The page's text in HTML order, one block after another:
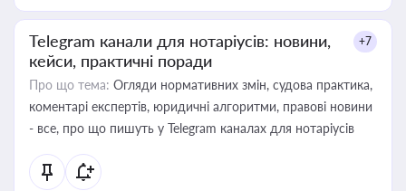
Telegram канали для нотаріусів: новини,
кейси, практичні поради
+7
Про що тема: Огляди нормативних змін, судова практика,
коментарі експертів, юридичні алгоритми, правові новини
- все, про що пишуть у Telegram каналах для нотаріусів